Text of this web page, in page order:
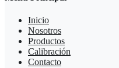
Inicio
Nosotros
Productos
Calibración
Contacto